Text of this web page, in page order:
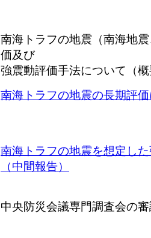
南海トラフの地震（南海地
価及び
強震動評価手法について（
南海トラフの地震の長期評
南海トラフの地震を想定し
（中間報告）
中央防災会議専門調査会の